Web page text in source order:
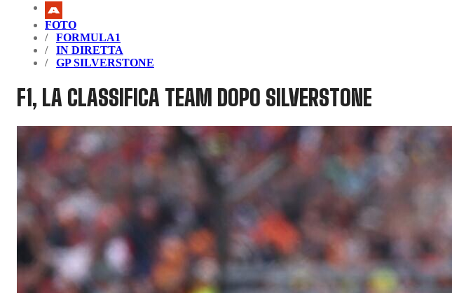
FOTO
FORMULA1
IN DIRETTA
GP SILVERSTONE
F1, LA CLASSIFICA TEAM DOPO SILVERSTONE